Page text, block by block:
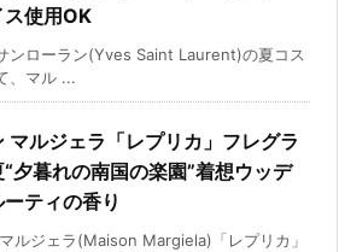
ス使用OK
ンローラン(Yves Saint Laurent)の夏コス
、マル ...
マルジェラ「レプリカ」フレグラ
“夕暮れの南国の楽園”着想ウッデ
ーティの香り
ルジェラ(Maison Margiela)「レプリカ」